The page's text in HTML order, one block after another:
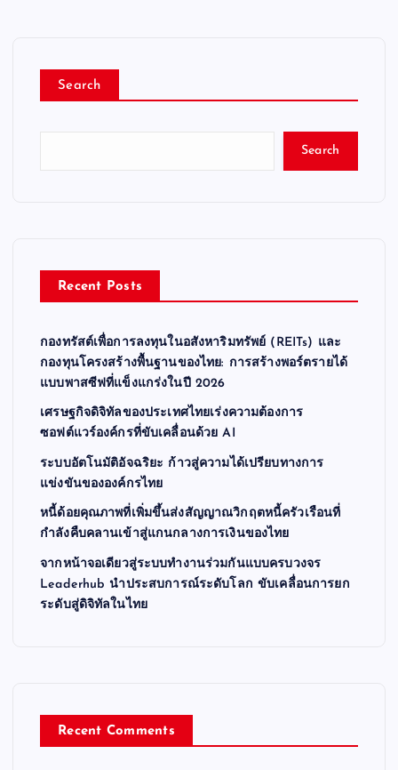
Search
Search
Recent Posts
กองทรัสต์เพื่อการลงทุนในอสังหาริมทรัพย์ (REITs) และ
กองทุนโครงสร้างพื้นฐานของไทย: การสร้างพอร์ตรายได้
แบบพาสซีฟที่แข็งแกร่งในปี 2026
เศรษฐกิจดิจิทัลของประเทศไทยเร่งความต้องการ
ซอฟต์แวร์องค์กรที่ขับเคลื่อนด้วย AI
ระบบอัตโนมัติอัจฉริยะ ก้าวสู่ความได้เปรียบทางการ
แข่งขันขององค์กรไทย
หนี้ด้อยคุณภาพที่เพิ่มขึ้นส่งสัญญาณวิกฤตหนี้ครัวเรือนที่
กำลังคืบคลานเข้าสู่แกนกลางการเงินของไทย
จากหน้าจอเดียวสู่ระบบทำงานร่วมกันแบบครบวงจร
Leaderhub นำประสบการณ์ระดับโลก ขับเคลื่อนการยก
ระดับสู่ดิจิทัลในไทย
Recent Comments